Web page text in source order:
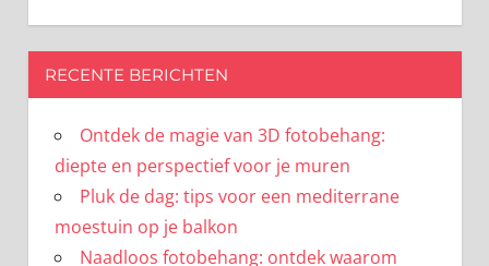
RECENTE BERICHTEN
Ontdek de magie van 3D fotobehang:
diepte en perspectief voor je muren
Pluk de dag: tips voor een mediterrane
moestuin op je balkon
Naadloos fotobehang: ontdek waarom